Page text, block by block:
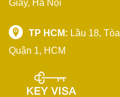
Giấy, Hà Nội
TP HCM: Lầu 18,
Quận 1, HCM